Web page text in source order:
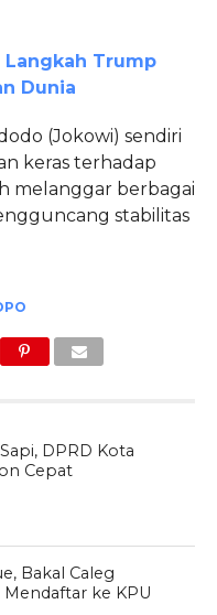
Langkah Trump
Dunia
(Jokowi) sendiri
keras terhadap
melanggar berbagai
stabilitas
DPRD Kota
Cepat
Bakal Caleg
ke KPU